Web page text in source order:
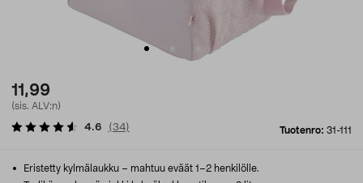
11,99
(sis. ALV:n)
Tuotenro: 31-111
4.6 (34)
Eristetty kylmälaukku – mahtuu eväät 1–2 henkilölle.